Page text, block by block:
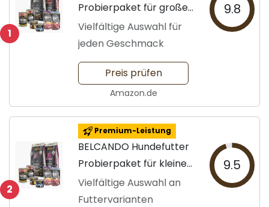
1
Probierpaket für große
Hunde
Vielfältige Auswahl für
jeden Geschmack
9.8
Preis prüfen
Amazon.de
2
Premium-Leistung
BELCANDO Hundefutter
Probierpaket für kleine
Hunde
Vielfältige Auswahl an
Futtervarianten
9.5